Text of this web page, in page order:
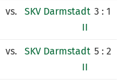
vs.
SKV Darmstadt
II
3 : 1
vs.
SKV Darmstadt
II
5 : 2